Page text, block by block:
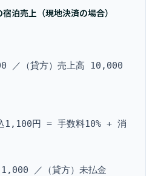
泊売上（現地決済の場合）
／（貸方）売上高 10,000
込1,100円 = 手数料10% + 消
1,000 ／（貸方）未払金